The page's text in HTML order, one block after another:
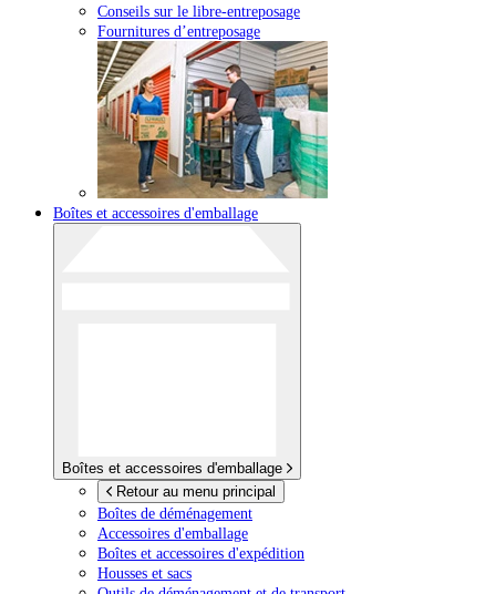
Conseils sur le libre-entreposage
Fournitures d’entreposage
Boîtes et accessoires d'emballage
Boîtes et accessoires d'emballage
Retour au menu principal
Boîtes de déménagement
Accessoires d'emballage
Boîtes et accessoires d'expédition
Housses et sacs